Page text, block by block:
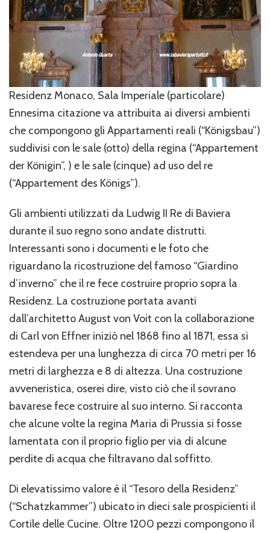
Residenz Monaco, Sala Imperiale (particolare)
Ennesima citazione va attribuita ai diversi ambienti
che compongono gli Appartamenti reali (“Königsbau”)
suddivisi con le sale (otto) della regina (“Appartement
der Königin”, ) e le sale (cinque) ad uso del re
(“Appartement des Königs”).
Gli ambienti utilizzati da Ludwig II Re di Baviera
durante il suo regno sono andate distrutti.
Interessanti sono i documenti e le foto che
riguardano la ricostruzione del famoso “Giardino
d’inverno” che il re fece costruire proprio sopra la
Residenz. La costruzione portata avanti
dall’architetto August von Voit con la collaborazione
di Carl von Effner iniziò nel 1868 fino al 1871, essa si
estendeva per una lunghezza di circa 70 metri per 16
metri di larghezza e 8 di altezza. Una costruzione
avveneristica, oserei dire, visto ciò che il sovrano
bavarese fece costruire al suo interno. Si racconta
che alcune volte la regina Maria di Prussia si fosse
lamentata con il proprio figlio per via di alcune
perdite di acqua che filtravano dal soffitto.
Di elevatissimo valore è il “Tesoro della Residenz”
(“Schatzkammer”) ubicato in dieci sale prospicienti il
Cortile delle Cucine. Oltre 1200 pezzi compongono il